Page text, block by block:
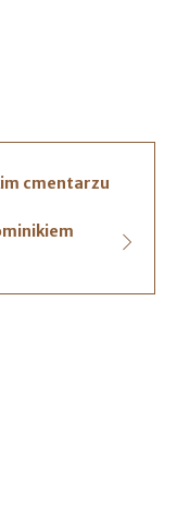
cmentarzu